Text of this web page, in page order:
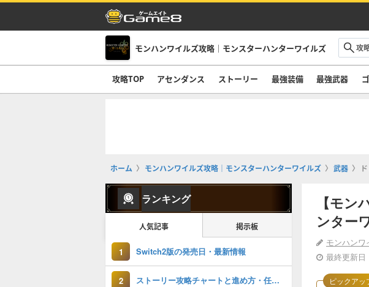
モンハンワイルズ攻略｜モンスターハンターワイルズ
攻略TOP アセンダンス ストーリー 最強装備 最強武器
ホーム モンハンワイルズ攻略｜モンスターハンターワイルズ 武器
【モ
ンター
モンハンワ
最終更新日
ピックアッ
ランキング
人気記事 掲示板
1 Switch2版の発売日・最新情報
2 ストーリー攻略チャートと進め方・任務クエスト